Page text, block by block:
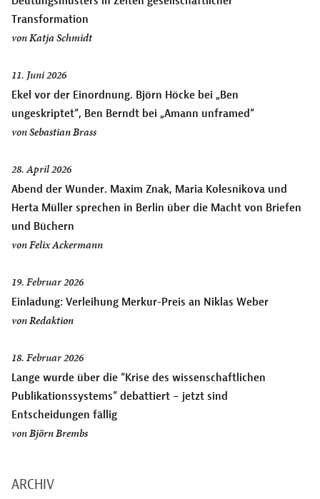
Transformation
vonKatja Schmidt
11. Juni 2026
Ekel vor der Einordnung. Björn Höcke bei „Ben
ungeskriptet“, Ben Berndt bei „Amann unframed“
vonSebastian Brass
28. April 2026
Abend der Wunder. Maxim Znak, Maria Kolesnikova und
Herta Müller sprechen in Berlin über die Macht von Briefen
und Büchern
vonFelix Ackermann
19. Februar 2026
Einladung: Verleihung Merkur-Preis an Niklas Weber
vonRedaktion
18. Februar 2026
Lange wurde über die “Krise des wissenschaftlichen
Publikationssystems” debattiert – jetzt sind
Entscheidungen fällig
vonBjörn Brembs
ARCHIV